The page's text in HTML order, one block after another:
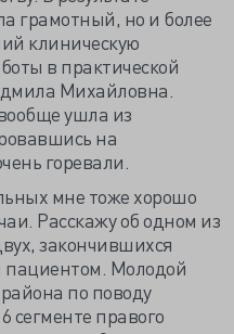
грамотный, но и более
клиническую
в практической
Михайловна.
ушла из
на
горевали.
мне тоже хорошо
Расскажу об одном из
закончившихся
Молодой
по поводу
сегменте правого